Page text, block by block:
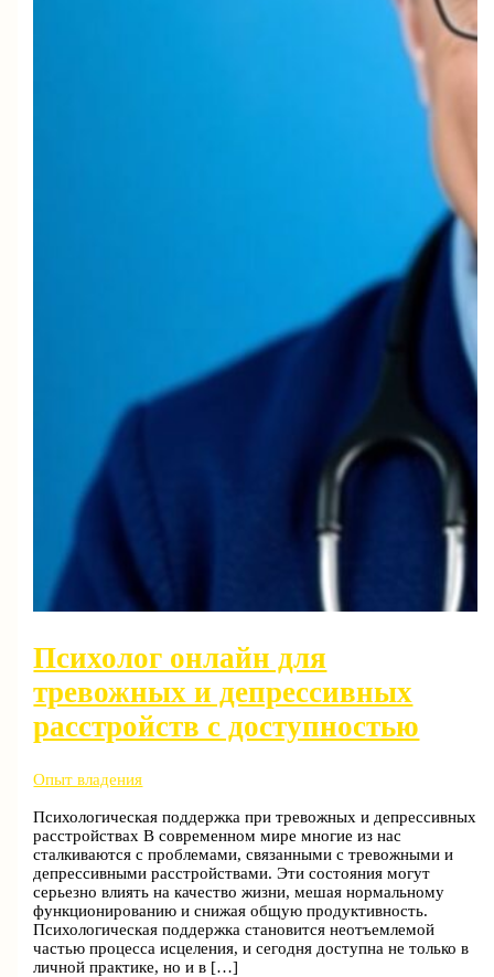
Психолог онлайн для
тревожных и депрессивных
расстройств с доступностью
Опыт владения
Психологическая поддержка при тревожных и депрессивных
расстройствах В современном мире многие из нас
сталкиваются с проблемами, связанными с тревожными и
депрессивными расстройствами. Эти состояния могут
серьезно влиять на качество жизни, мешая нормальному
функционированию и снижая общую продуктивность.
Психологическая поддержка становится неотъемлемой
частью процесса исцеления, и сегодня доступна не только в
личной практике, но и в […]